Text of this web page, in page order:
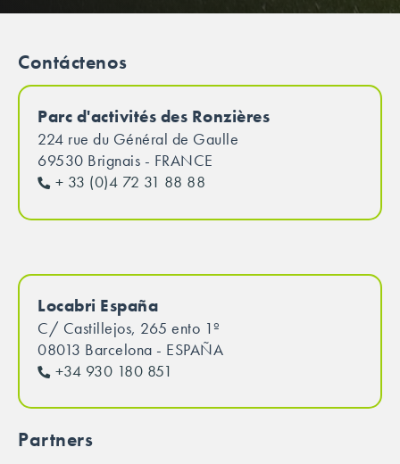
Contáctenos
Parc d'activités des Ronzières
224 rue du Général de Gaulle
69530 Brignais - FRANCE
+ 33 (0)4 72 31 88 88
Locabri España
C/ Castillejos, 265 ento 1º
08013 Barcelona - ESPAÑA
+34 930 180 851
Partners